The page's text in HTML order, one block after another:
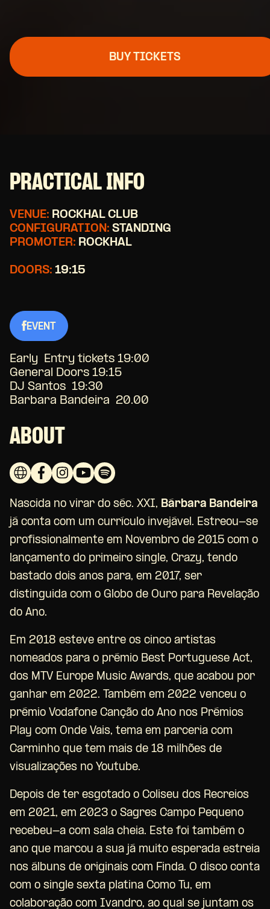
BUY TICKETS
PRACTICAL INFO
VENUE: ROCKHAL CLUB
CONFIGURATION: STANDING
PROMOTER: ROCKHAL
DOORS: 19:15
EVENT
Early Entry tickets 19:00
General Doors 19:15
DJ Santos 19:30
Barbara Bandeira 20.00
ABOUT
Nascida no virar do séc. XXI, Bárbara Bandeira
já conta com um currículo invejável. Estreou-se
profissionalmente em Novembro de 2015 com o
lançamento do primeiro single, Crazy, tendo
bastado dois anos para, em 2017, ser
distinguida com o Globo de Ouro para Revelação
do Ano.
Em 2018 esteve entre os cinco artistas
nomeados para o prémio Best Portuguese Act,
dos MTV Europe Music Awards, que acabou por
ganhar em 2022. Também em 2022 venceu o
prémio Vodafone Canção do Ano nos Prémios
Play com Onde Vais, tema em parceria com
Carminho que tem mais de 18 milhões de
visualizações no Youtube.
Depois de ter esgotado o Coliseu dos Recreios
em 2021, em 2023 o Sagres Campo Pequeno
recebeu-a com sala cheia. Este foi também o
ano que marcou a sua já muito esperada estreia
nos álbuns de originais com Finda. O disco conta
com o single sexta platina Como Tu, em
colaboração com Ivandro, ao qual se juntam os